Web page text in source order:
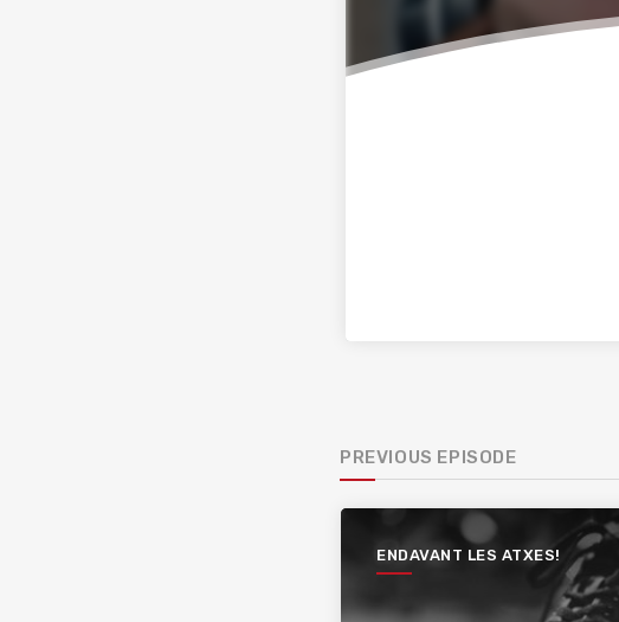
PREVIOUS EPISODE
ENDAVANT LES ATXES!